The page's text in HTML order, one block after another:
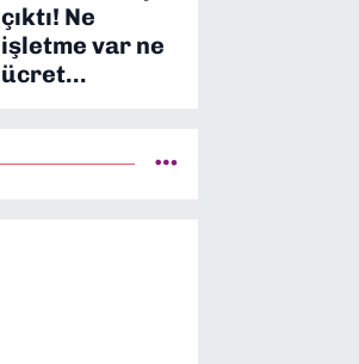
çıktı! Ne
işletme var ne
ücret…